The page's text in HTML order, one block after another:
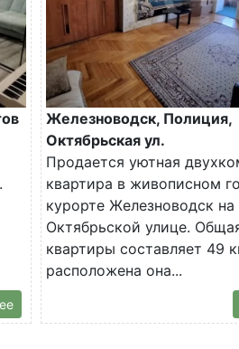
Железноводск, Полиция,
Октябрьская ул.
Продается уютная
квартира в живописном
курорте Железноводск на
Октябрьской улице.
квартиры составляет 49
расположена она...